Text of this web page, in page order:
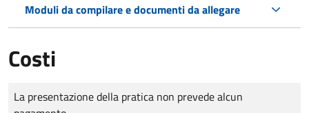
Moduli da compilare e documenti da allegare
Costi
Tipo di pagamento
Importo
La presentazione della pratica non prevede alcun